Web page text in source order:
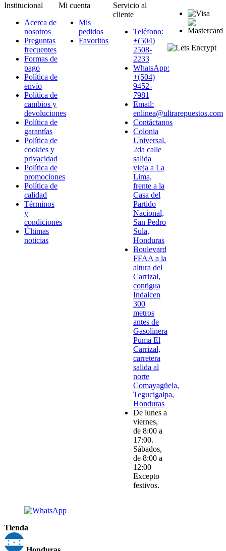
Institucional
Acerca de
nosotros
Preguntas
frecuentes
Formas de
pago
Política de
envío
Política de
cambios y
devoluciones
Política de
garantías
Política de
cookies y
privacidad
Política de
promociones
Política de
calidad
Términos
y
condiciones
Últimas
noticias
Mi cuenta
Mis
pedidos
Favoritos
Servicio al
cliente
Teléfono:
+(504)
2508-
2233
WhatsApp:
+(504)
9452-
7981
Email:
enlinea@ultrarepuestos.com
Contáctanos
Colonia
Universal,
2da calle
salida
vieja a La
Lima,
frente a la
Casa del
Partido
Nacional,
San Pedro
Sula,
Honduras
Boulevard
FFAA a la
altura del
Carrizal,
contigua
Indalcen
300
metros
antes de
Gasolinera
Puma El
Carrizal,
carretera
salida al
norte
Comayagüela,
Tegucigalpa,
Honduras
De lunes a
viernes,
de 8:00 a
17:00.
Sábados,
de 8:00 a
12:00
Excepto
festivos.
Tienda